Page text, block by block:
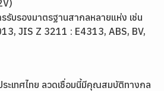
รับรองมาตรฐานสากลหลายแห่ง เช่น
JIS Z 3211 : E4313, ABS, BV,
ะเทศไทย ลวดเชื่อมนี้มีคุณสมบัติทางกล